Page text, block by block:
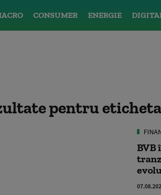
CONSUMER ENERGIE
pentru
BVB